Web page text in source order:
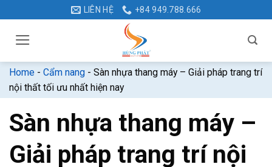
dung
LIÊN HỆ +84 949.788.666
Home - Cẩm nang - Sàn nhựa thang máy – Giải pháp trang trí
nội thất tối ưu nhất hiện nay
Sàn nhựa thang máy –
Giải pháp trang trí nội